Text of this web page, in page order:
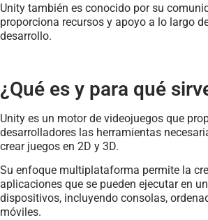
Unity también es conocido por su
proporciona recursos y apoyo a lo largo
desarrollo.
¿Qué es y para qué
Unity es un motor de videojuegos que
desarrolladores las herramientas
crear juegos en 2D y 3D.
Su enfoque multiplataforma permite la
aplicaciones que se pueden ejecutar en
dispositivos, incluyendo consolas,
móviles.